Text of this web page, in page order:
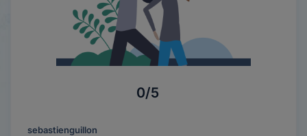
0/5
sebastienguillon